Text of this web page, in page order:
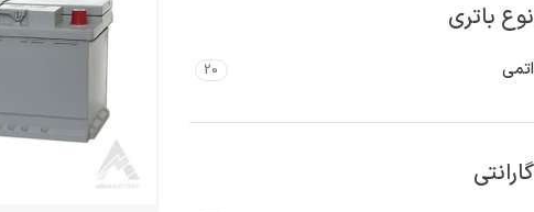
نوع باتری
اتمی 20
گارانتی